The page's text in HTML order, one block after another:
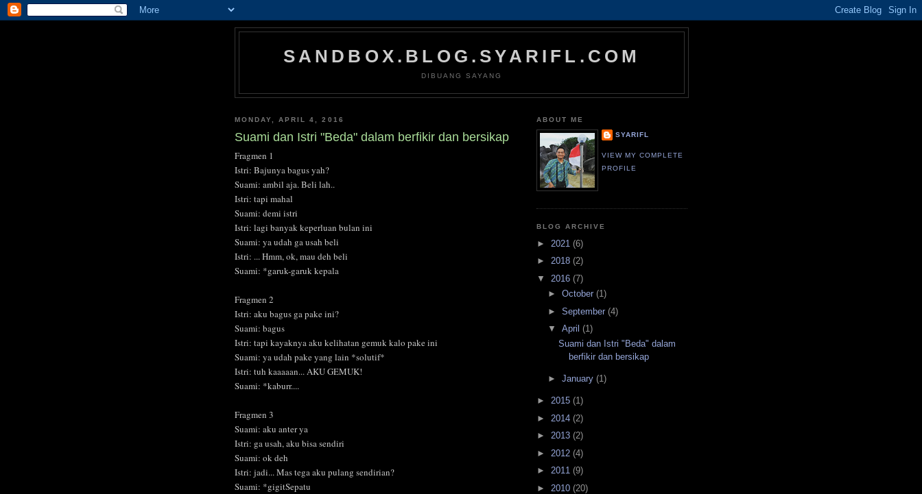
SANDBOX.BLOG.SYARIFL.COM
DIBUANG SAYANG
MONDAY, APRIL 4, 2016
Suami dan Istri "Beda" dalam berfikir dan bersikap
Fragmen 1
Istri: Bajunya bagus yah?
Suami: ambil aja. Beli lah..
Istri: tapi mahal
Suami: demi istri
Istri: lagi banyak keperluan bulan ini
Suami: ya udah ga usah beli
Istri: ... Hmm, ok, mau deh beli
Suami: *garuk-garuk kepala
Fragmen 2
Istri: aku bagus ga pake ini?
Suami: bagus
Istri: tapi kayaknya aku kelihatan gemuk kalo pake ini
Suami: ya udah pake yang lain *solutif*
Istri: tuh kaaaaan... AKU GEMUK!
Suami: *kaburr....
Fragmen 3
Suami: aku anter ya
Istri: ga usah, aku bisa sendiri
Suami: ok deh
Istri: jadi... Mas tega aku pulang sendirian?
Suami: *gigitSepatu
ABOUT ME
SYARIFL
VIEW MY COMPLETE
PROFILE
BLOG ARCHIVE
► 2021 (6)
► 2018 (2)
▼ 2016 (7)
► October (1)
► September (4)
▼ April (1)
Suami dan Istri "Beda" dalam
berfikir dan bersikap
► January (1)
► 2015 (1)
► 2014 (2)
► 2013 (2)
► 2012 (4)
► 2011 (9)
► 2010 (20)